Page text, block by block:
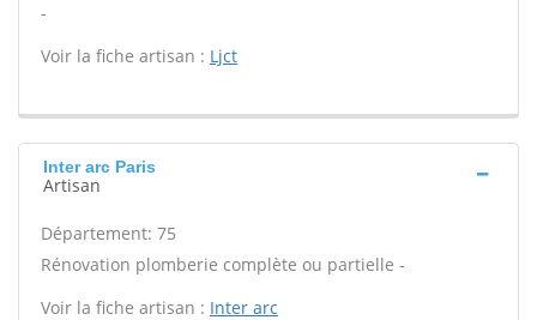
-
Voir la fiche artisan : Ljct
Inter arc Paris
Artisan
Département: 75
Rénovation plomberie complète ou partielle -
Voir la fiche artisan : Inter arc